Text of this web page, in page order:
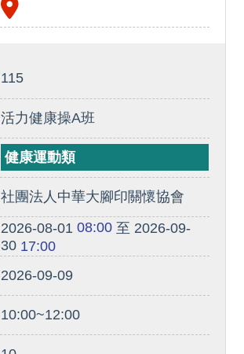
115
活力健康操A班
健康運動類
社團法人中華大腳印關懷協會
2026-08-01 08:00至 2026-09-
3017:00
2026-09-09
10:00~12:00